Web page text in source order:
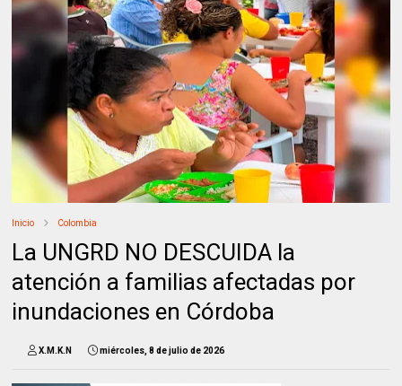
Inicio Colombia
La UNGRD NO DESCUIDA la
atención a familias afectadas por
inundaciones en Córdoba
X.M.K.N miércoles, 8 de julio de 2026